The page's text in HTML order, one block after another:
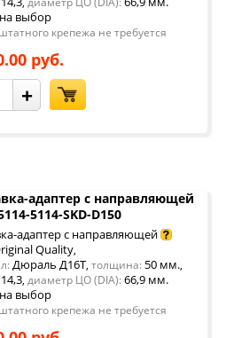
на выбор
крепежа не требуется
руб.
+
адаптер с направляющей
5114-SKD-D150
адаптер с направляющей
Quality,
Дюраль Д16Т, толщина: 50 мм.,
, диаметр ЦО (DIA): 66,9 мм.
на выбор
крепежа не требуется